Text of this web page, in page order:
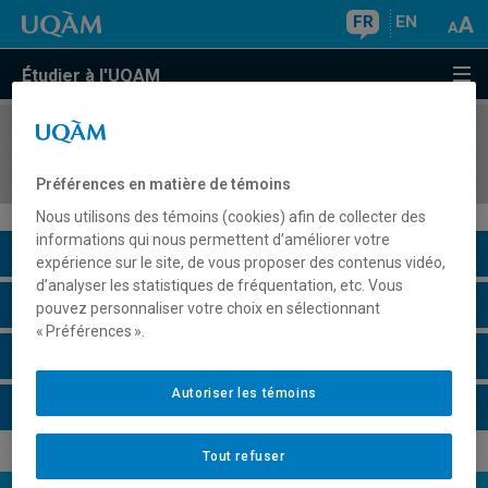
FR EN
Étudier à l'UQAM
COURS//
Description du cours
Horaire - Été 2026
Préférences en matière de témoins
Nous utilisons des témoins (cookies) afin de collecter des
informations qui nous permettent d’améliorer votre
expérience sur le site, de vous proposer des contenus vidéo,
d’analyser les statistiques de fréquentation, etc. Vous
pouvez personnaliser votre choix en sélectionnant
« Préférences ».
Tout refuser
Autoriser les témoins